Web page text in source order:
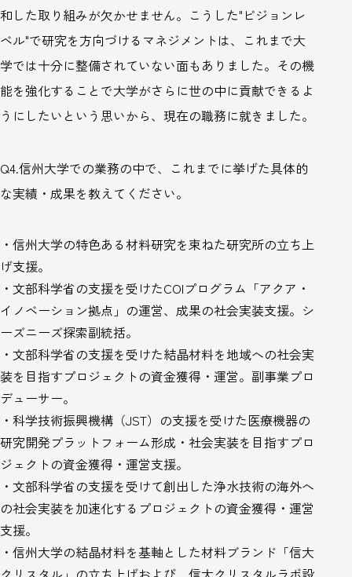
和した取り組みが欠かせません。こうした"ビジョンレ
ベル"で研究を方向づけるマネジメントは、これまで大
学では十分に整備されていない面もありました。その機
能を強化することで大学がさらに世の中に貢献できるよ
うにしたいという思いから、現在の職務に就きました。
Q4.信州大学での業務の中で、これまでに挙げた具体的
な実績・成果を教えてください。
・信州大学の特色ある材料研究を束ねた研究所の立ち上
げ支援。
・文部科学省の支援を受けたCOIプログラム「アクア・
イノベーション拠点」の運営、成果の社会実装支援。シ
ーズニーズ探索副統括。
・文部科学省の支援を受けた結晶材料を地域への社会実
装を目指すプロジェクトの資金獲得・運営。副事業プロ
デューサー。
・科学技術振興機構（JST）の支援を受けた医療機器の
研究開発プラットフォーム形成・社会実装を目指すプロ
ジェクトの資金獲得・運営支援。
・文部科学省の支援を受けて創出した浄水技術の海外へ
の社会実装を加速化するプロジェクトの資金獲得・運営
支援。
・信州大学の結晶材料を基軸とした材料ブランド「信大